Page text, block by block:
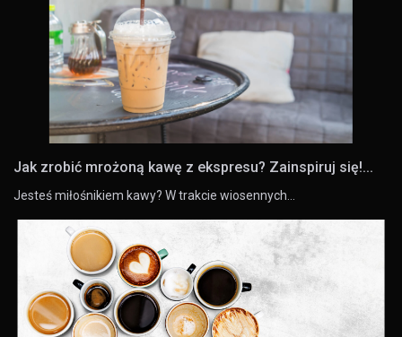
Jak zrobić mrożoną kawę z ekspresu? Zainspiruj się!...
Jesteś miłośnikiem kawy? W trakcie wiosennych…